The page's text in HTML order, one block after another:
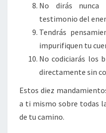
No dirás nunca
testimonio del
Tendrás
impurifiquen tu
No codiciarás los
directamente sin
Estos diez
a ti mismo sobre todas
de tu camino.